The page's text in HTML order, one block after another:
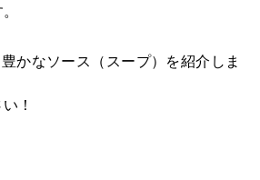
かなソース（スープ）を紹介しま
！